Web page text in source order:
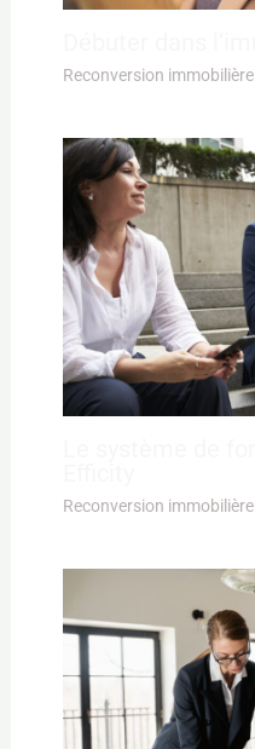
Reconversion immobilière
Reconversion immobilière